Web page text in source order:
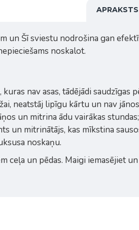
APRAKSTS
un Šī sviestu nodrošina gan
noskalot.
nav asas, tādējādi
neatstāj lipīgu kārtu un nav
un mitrina ādu vairākas stundas;
un mitrinātājs, kas mīkstina
noskaņu.
ceļa un pēdas. Maigi iemasējiet